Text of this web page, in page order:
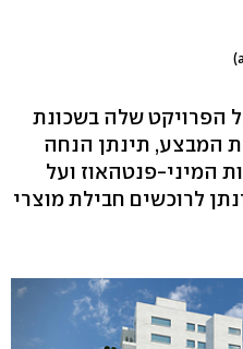
הפרויקט שלה בשכונת
המבצע, תינתן הנחה
דירות המיני-פנטהאוז ועל
לרוכשים חבילת מוצרי